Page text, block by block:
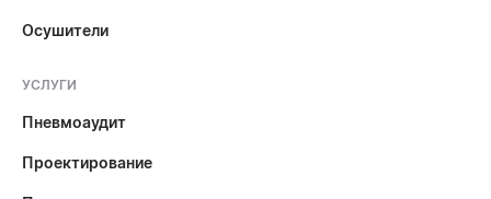
Осушители
УСЛУГИ
Пневмоаудит
Проектирование